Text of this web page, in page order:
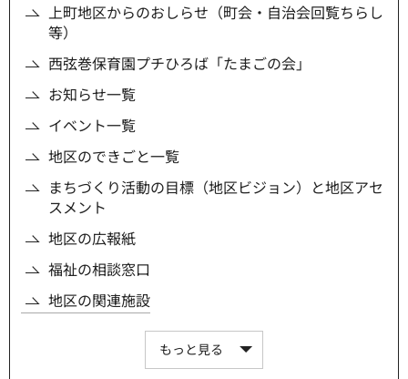
上町地区からのおしらせ（町会・自治会回覧ちらし
等）
西弦巻保育園プチひろば「たまごの会」
お知らせ一覧
イベント一覧
地区のできごと一覧
まちづくり活動の目標（地区ビジョン）と地区アセ
スメント
地区の広報紙
福祉の相談窓口
地区の関連施設
もっと見る